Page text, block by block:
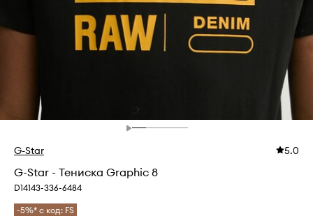
G-Star 5.0
G-Star - Тениска Graphic 8
D14143-336-6484
-5%* с код: FS